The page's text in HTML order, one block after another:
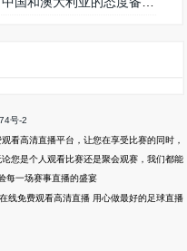
号-2
看高清直播平台，让您在享受比赛的同时，
您是个人观看比赛还是聚会观赛，我们都能
每一场赛事直播的盛宴
免费观看高清直播 用心做最好的足球直播